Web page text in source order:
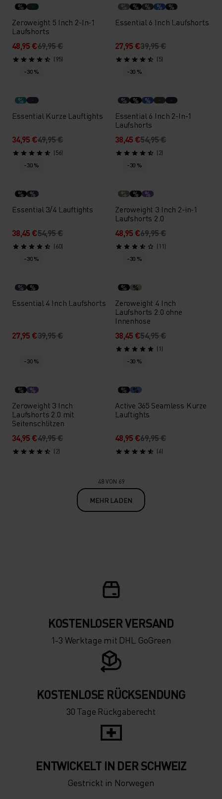
%
Zeroweight 5 Inch 2-In-1
Laufshorts
48,95 €69,95 €
(95)
% % % % %
Essential 6 Inch Laufshorts
27,95 €39,95 €
(5)
-30 %
%
Essential Kurze Lauftights
34,95 €49,95 €
(56)
-30 %
% % %
Essential 6 Inch 2-In-1
Laufshorts
38,45 €54,95 €
(2)
-30 %
% %
Essential 3/4 Lauftights
38,45 €54,95 €
(60)
-30 %
% % %
Zeroweight 3 Inch 2-in-1
Laufshorts 2.0
48,95 €69,95 €
(11)
-30 %
% %
Essential 4 Inch Laufshorts
27,95 €39,95 €
-30 %
% %
Zeroweight 4 Inch
Laufshorts 2.0 ohne
Innenhose
38,45 €54,95 €
(1)
-30 %
% %
Zeroweight 3 Inch
Laufshorts 2.0 mit
Seitenschlitzen
34,95 €49,95 €
(2)
-30 %
% %
Active 365 Seamless Kurze
Lauftights
48,95 €69,95 €
(4)
48 VON 69
MEHR LADEN
KOSTENLOSER VERSAND
1-3 Werktage mit DHL GoGreen
KOSTENLOSE RÜCKSENDUNG
30 Tage Rückgaberecht
ENTWICKELT IN DER SCHWEIZ
Gestrickt in Norwegen